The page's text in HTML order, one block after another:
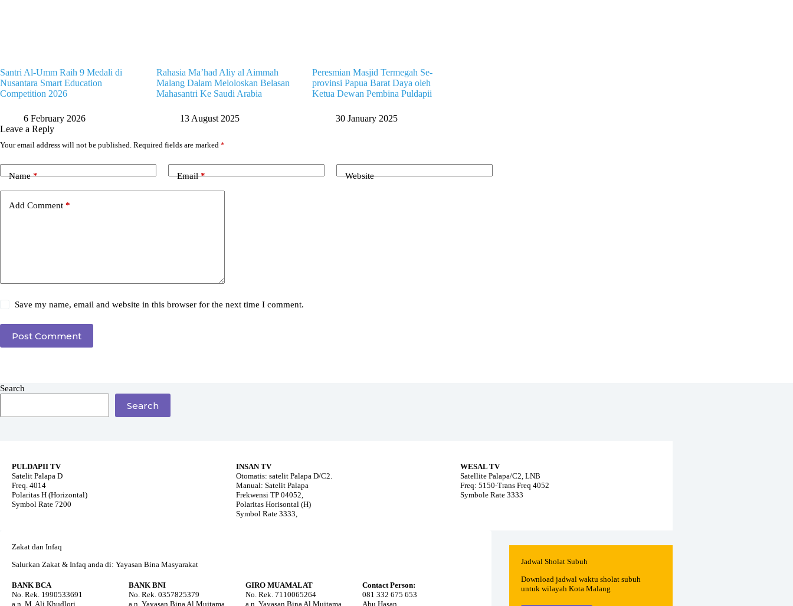
Santri Al-Umm Raih 9 Medali di
Nusantara Smart Education
Competition 2026
6 February 2026
Rahasia Ma’had Aliy al Aimmah
Malang Dalam Meloloskan Belasan
Mahasantri Ke Saudi Arabia
13 August 2025
Peresmian Masjid Termegah Se-
provinsi Papua Barat Daya oleh
Ketua Dewan Pembina Puldapii
30 January 2025
Leave a Reply
Your email address will not be published. Required fields are marked *
Name* Email* Website
Add Comment *
Save my name, email and website in this browser for the next time I comment.
Post Comment
Search
Search
PULDAPII TV
Satelit Palapa D
Freq. 4014
Polaritas H (Horizontal)
Symbol Rate 7200
INSAN TV
Otomatis: satelit Palapa D/C2.
Manual: Satelit Palapa
Frekwensi TP 04052,
Polaritas Horisontal (H)
Symbol Rate 3333,
WESAL TV
Satellite Palapa/C2, LNB
Freq: 5150-Trans Freq 4052
Symbole Rate 3333
Zakat dan Infaq
Salurkan Zakat & Infaq anda di: Yayasan Bina Masyarakat
BANK BCA
No. Rek. 1990533691
a.n. M. Ali Khudlori
BANK BNI
No. Rek. 0357825379
a.n. Yayasan Bina Al Mujtama
GIRO MUAMALAT
No. Rek. 7110065264
a.n. Yayasan Bina Al Mujtama
Contact Person:
081 332 675 653
Abu Hasan
Jadwal Sholat Subuh
Download jadwal waktu sholat subuh
untuk wilayah Kota Malang